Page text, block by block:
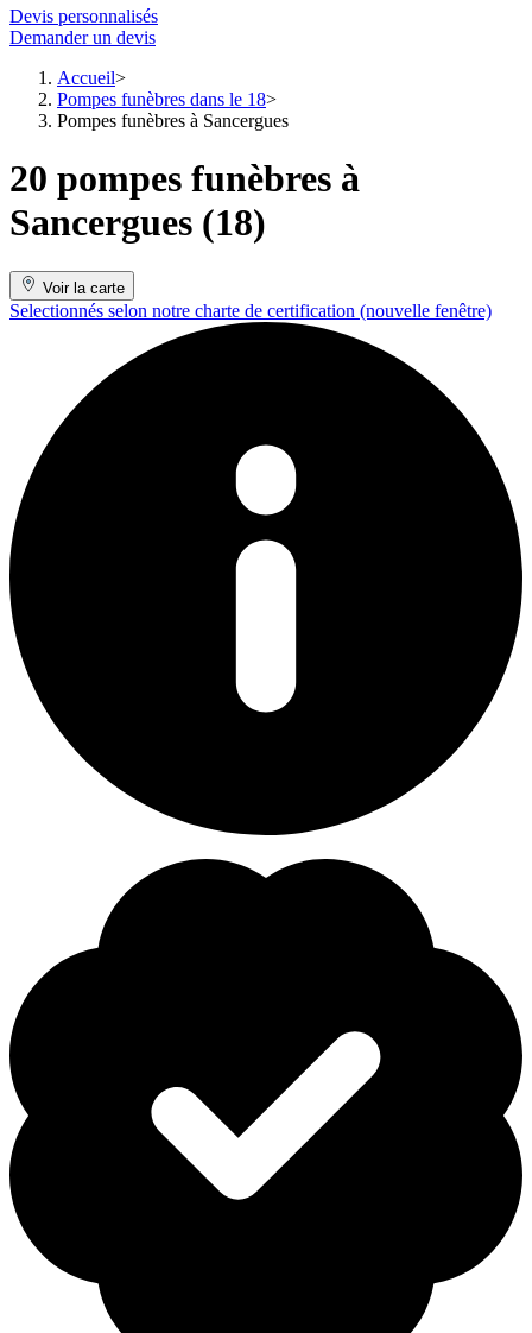
Devis personnalisés
Demander un devis
Accueil
Pompes funèbres dans le 18
Pompes funèbres à Sancergues
20 pompes funèbres à
Sancergues (18)
Voir la carte
Selectionnés selon notre charte de certification (nouvelle fenêtre)